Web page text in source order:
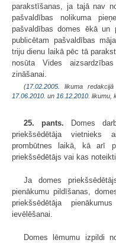
parakstīšanas, ja tajā nav
pašvaldības nolikuma
pašvaldības domes ēkā un
publicētam pašvaldības
triju dienu laikā pēc tā
nosūta Vides
zināšanai.
(17.02.2005 . likuma
17.06.2010. un 16.12.2010 .
25. pants. Domes
priekšsēdētāja vietnieks
prombūtnes laikā, kā arī
priekšsēdētājs vai kas
Ja domes
pienākumu pildīšanas,
priekšsēdētāja
ievēlēšanai.
Domes lēmumu izpildi